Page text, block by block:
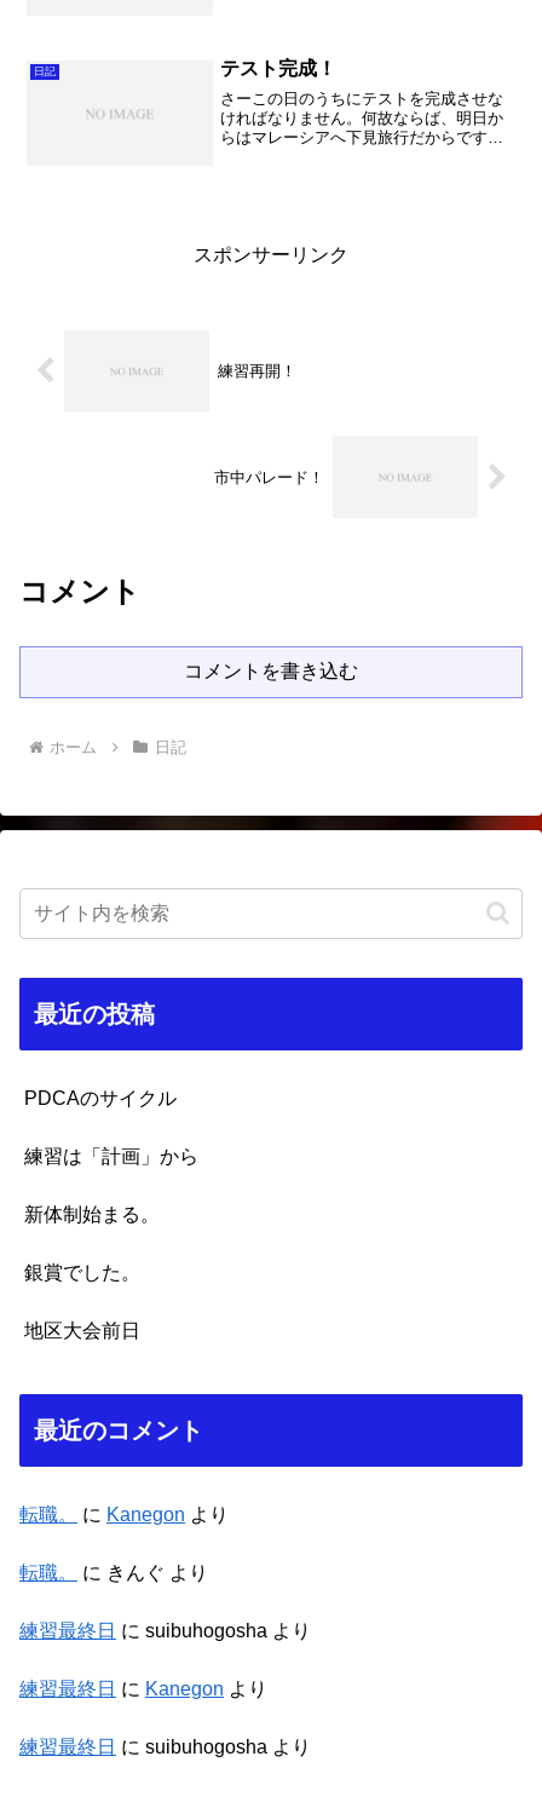
楽器を出したので、レン...
日記 テスト完成！
さーこの日のうちにテストを完成させな
ければなりません。何故ならば、明日か
らはマレーシアへ下見旅行だからです。
スポンサーリンク
練習再開！
市中パレード！
コメント
コメントを書き込む
ホーム 日記
最近の投稿
PDCAのサイクル
練習は「計画」から
新体制始まる。
銀賞でした。
地区大会前日
最近のコメント
転職。 に Kanegon より
転職。 に きんぐ より
練習最終日 に suibuhogosha より
練習最終日 に Kanegon より
練習最終日 に suibuhogosha より